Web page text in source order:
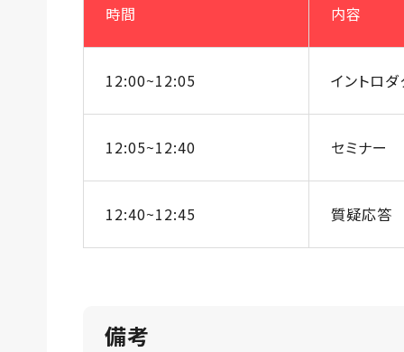
時間 内容
12:00~12:05 イントロダ
12:05~12:40 セミナー
12:40~12:45 質疑応答
備考